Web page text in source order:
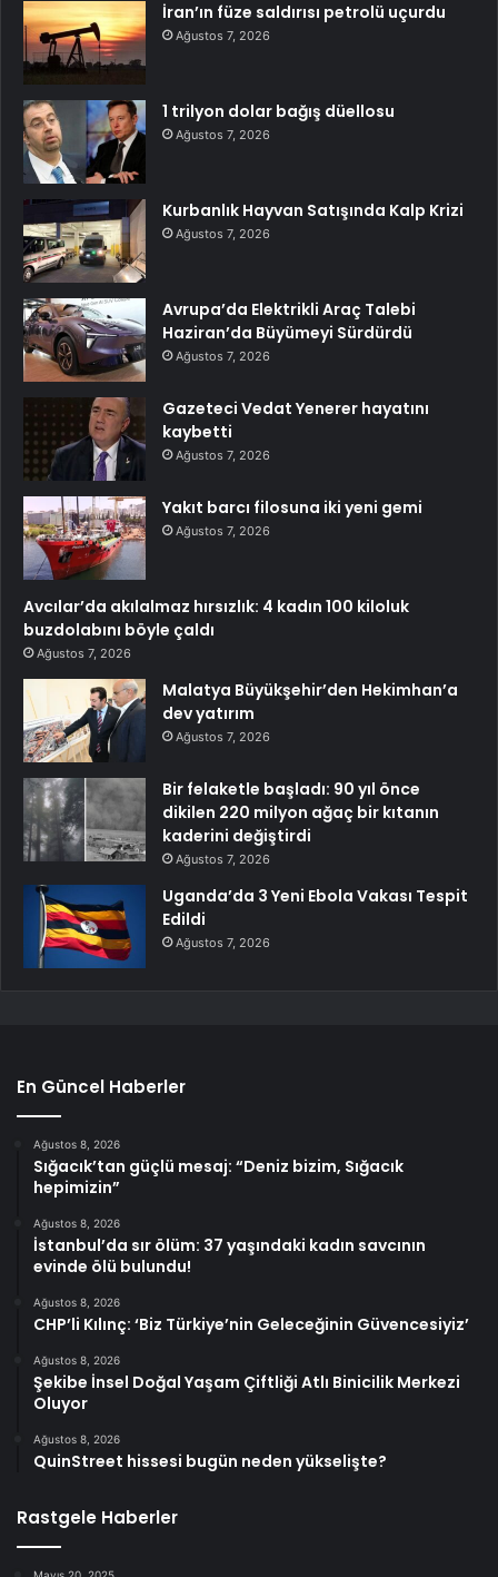
İran’ın füze saldırısı petrolü uçurdu
Ağustos 7, 2026
1 trilyon dolar bağış düellosu
Ağustos 7, 2026
Kurbanlık Hayvan Satışında Kalp Krizi
Ağustos 7, 2026
Avrupa’da Elektrikli Araç Talebi
Haziran’da Büyümeyi Sürdürdü
Ağustos 7, 2026
Gazeteci Vedat Yenerer hayatını
kaybetti
Ağustos 7, 2026
Yakıt barcı filosuna iki yeni gemi
Ağustos 7, 2026
Avcılar’da akılalmaz hırsızlık: 4 kadın 100 kiloluk
buzdolabını böyle çaldı
Ağustos 7, 2026
Malatya Büyükşehir’den Hekimhan’a
dev yatırım
Ağustos 7, 2026
Bir felaketle başladı: 90 yıl önce
dikilen 220 milyon ağaç bir kıtanın
kaderini değiştirdi
Ağustos 7, 2026
Uganda’da 3 Yeni Ebola Vakası Tespit
Edildi
Ağustos 7, 2026
En Güncel Haberler
Ağustos 8, 2026
Sığacık’tan güçlü mesaj: “Deniz bizim, Sığacık
hepimizin”
Ağustos 8, 2026
İstanbul’da sır ölüm: 37 yaşındaki kadın savcının
evinde ölü bulundu!
Ağustos 8, 2026
CHP’li Kılınç: ‘Biz Türkiye’nin Geleceğinin Güvencesiyiz’
Ağustos 8, 2026
Şekibe İnsel Doğal Yaşam Çiftliği Atlı Binicilik Merkezi
Oluyor
Ağustos 8, 2026
QuinStreet hissesi bugün neden yükselişte?
Rastgele Haberler